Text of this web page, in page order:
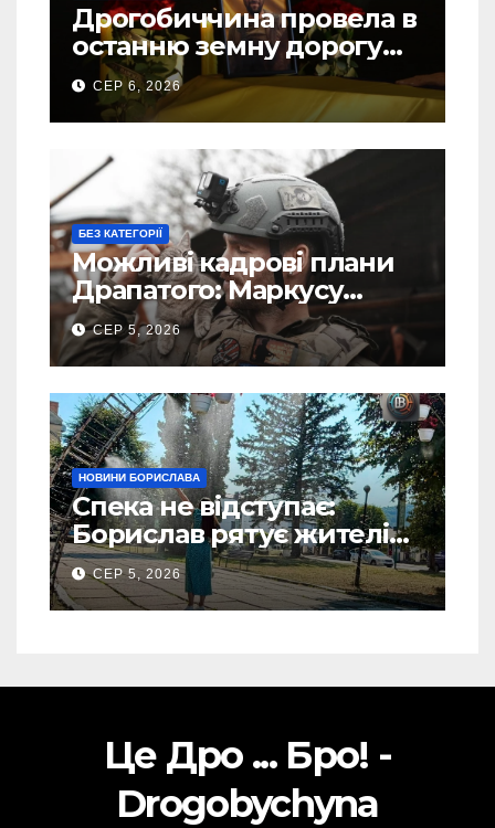
Дрогобиччина провела в
останню земну дорогу
свого Захисника – Олега
Торського
СЕР 6, 2026
БЕЗ КАТЕГОРІЇ
Можливі кадрові плани
Драпатого: Маркусу
пророкують важливу
посаду у ЗСУ
СЕР 5, 2026
НОВИНИ БОРИСЛАВА
Спека не відступає:
Борислав рятує жителів
від рекордної спеки
(Фото)
СЕР 5, 2026
Це Дро ... Бро! -
Drogobychyna